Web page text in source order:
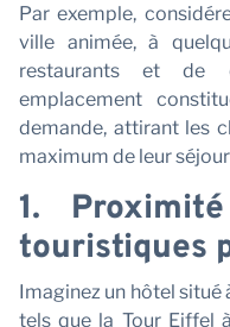
Par exemple,
ville animée, à
restaurants et de
emplacement
demande, attirant les
maximum de leur
1.
touristiques
Imaginez un hôtel situé
tels que la Tour Eiffel